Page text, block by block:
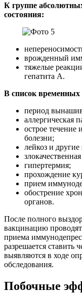
К группе
состояния:
врожденный
тяжелые
гепатита А.
В список временных
период
аллергическая
острое
болезни;
лейкоз и
гипертермия;
прохождение
прием
обострение
органов.
После полного
вакцинацию
приема
разрешается ставить
выявляются в ходе
обследования.
Побочные